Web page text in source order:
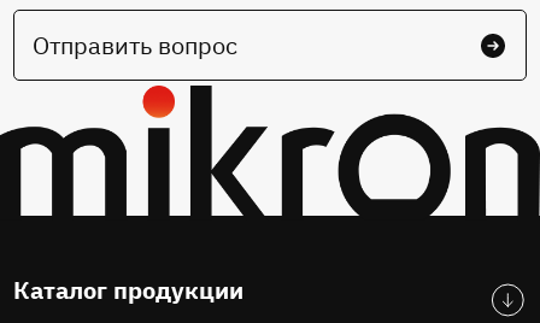
Отправить вопрос
Каталог продукции